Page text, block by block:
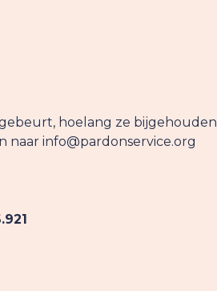
hoelang ze bijgehouden
naar info@pardonservice.org